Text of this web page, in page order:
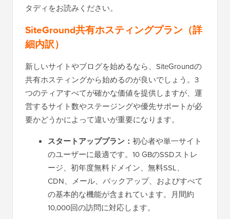
タディをお読みください。
SiteGround共有ホスティングプラン（詳
細内訳）
新しいサイトやブログを始めるなら、SiteGroundの
共有ホスティングから始めるのが良いでしょう。3
つのティアすべてが確かな価値を提供しますが、運
営するサイト数やステージングや優先サポートが必
要かどうかによって違いが重要になります。
スタートアッププラン： 初心者や単一サイト
のユーザーに最適です。10 GBのSSDストレ
ージ、初年度無料ドメイン、無料SSL、
CDN、メール、バックアップ、およびすべて
の基本的な機能が含まれています。月間約
10,000回の訪問に対応します。